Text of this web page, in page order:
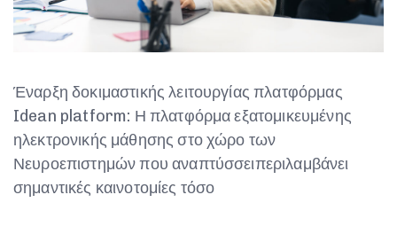
Έναρξη δοκιμαστικής λειτουργίας πλατφόρμας
Idean platform: Η πλατφόρμα εξατομικευμένης
ηλεκτρονικής μάθησης στο χώρο των
Νευροεπιστημών που αναπτύσσειπεριλαμβάνει
σημαντικές καινοτομίες τόσο